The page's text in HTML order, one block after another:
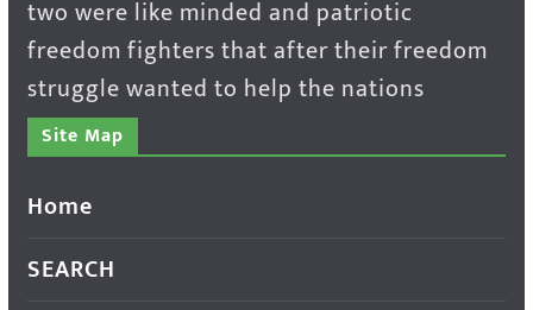
two were like minded and patriotic
freedom fighters that after their freedom
struggle wanted to help the nations
Site Map
Home
SEARCH